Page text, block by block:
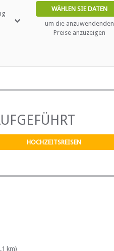
WÄHLEN SIE DATEN
um die anzuwendenden
Preise anzuzeigen
HOCHZEITSREISEN
km)